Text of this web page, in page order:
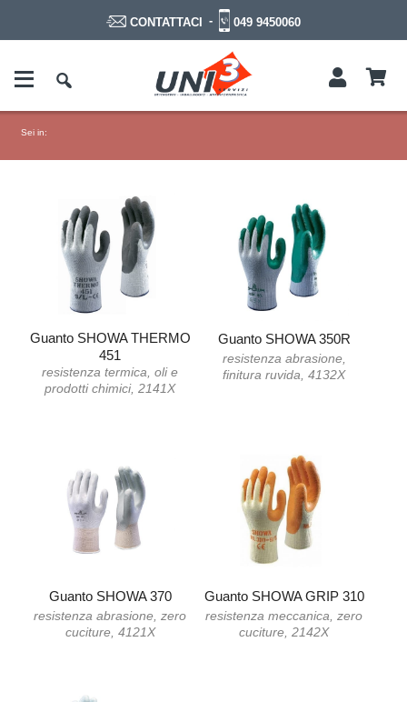
CONTATTACI - 049 9450060
Sei in:
Guanto SHOWA THERMO
451
resistenza termica, oli e
prodotti chimici, 2141X
Guanto SHOWA 350R
resistenza abrasione,
finitura ruvida, 4132X
Guanto SHOWA 370
resistenza abrasione, zero
cuciture, 4121X
Guanto SHOWA GRIP 310
resistenza meccanica, zero
cuciture, 2142X